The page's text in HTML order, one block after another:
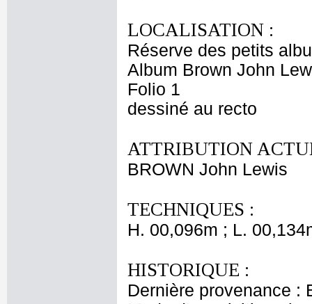
LOCALISATION :
Réserve des petits
Album Brown John
Folio 1
dessiné au recto
ATTRIBUTION
BROWN John Lewis
TECHNIQUES :
H. 00,096m ; L.
HISTORIQUE :
Dernière provenance :